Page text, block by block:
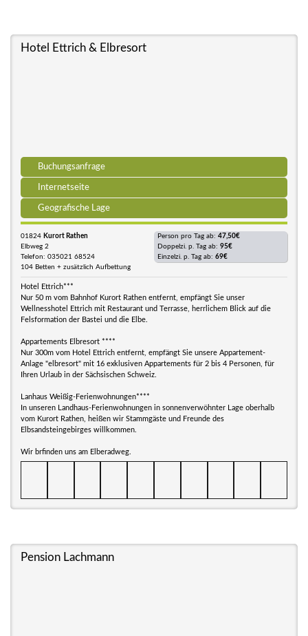
Hotel Ettrich & Elbresort
Buchungsanfrage
Internetseite
Geografische Lage
01824 Kurort Rathen
Elbweg 2
Telefon: 035021 68524
104 Betten + zusätzlich Aufbettung
Person pro Tag ab: 47,50€
Doppelzi. p. Tag ab: 95€
Einzelzi. p. Tag ab: 69€
Hotel Ettrich***
Nur 50 m vom Bahnhof Kurort Rathen entfernt, empfängt Sie unser
Wellnesshotel Ettrich mit Restaurant und Terrasse, herrlichem Blick auf die
Felsformation der Bastei und die Elbe.
Appartements Elbresort ****
Nur 300m vom Hotel Ettrich entfernt, empfängt Sie unsere Appartement-
Anlage "elbresort" mit 16 exklusiven Appartements für 2 bis 4 Personen, für
Ihren Urlaub in der Sächsischen Schweiz.
Lanhaus Weißig-Ferienwohnungen****
In unseren Landhaus-Ferienwohnungen in sonnenverwöhnter Lage oberhalb
vom Kurort Rathen, heißen wir Stammgäste und Freunde des
Elbsandsteingebirges willkommen.
Wir brfinden uns am Elberadweg.
Pension Lachmann